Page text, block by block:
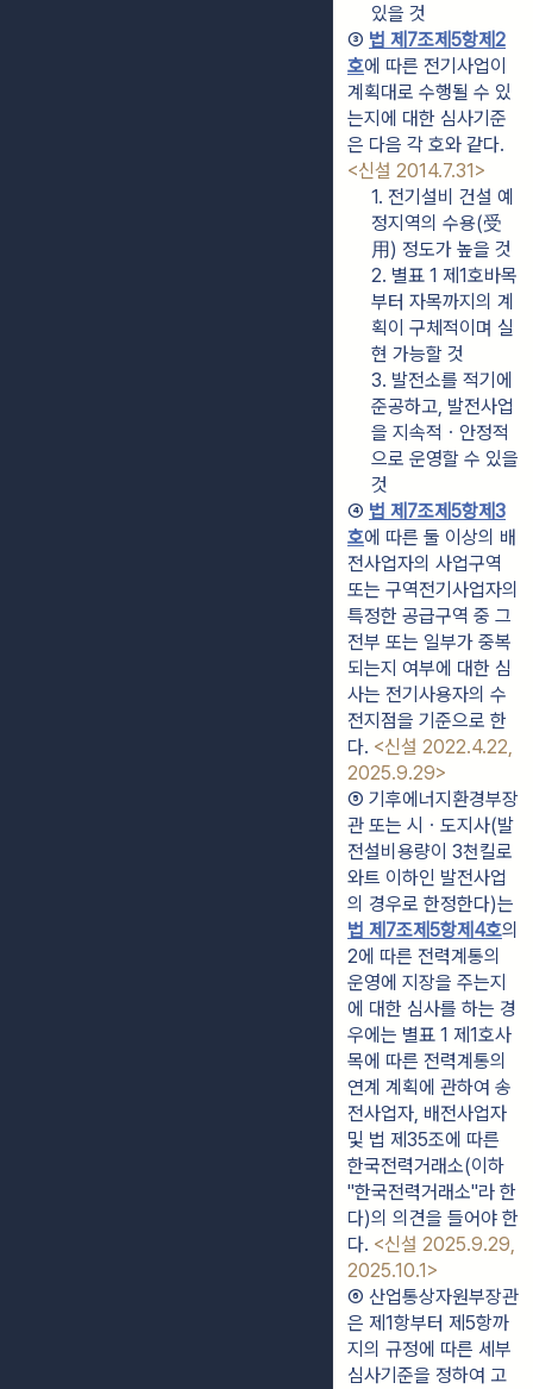
있을 것
③ 법 제7조제5항제2
호에 따른 전기사업이
계획대로 수행될 수 있
는지에 대한 심사기준
<신설 2014.7.31>
1. 전기설비 건설 예
정지역의 수용(受
用) 정도가 높을 것
2. 별표 1 제1호바목
부터 자목까지의 계
획이 구체적이며 실
현 가능할 것
3. 발전소를 적기에
준공하고, 발전사업
을 지속적ㆍ안정적
으로 운영할 수 있을
것
④ 법 제7조제5항제3
호에 따른 둘 이상의 배
전사업자의 사업구역
또는 구역전기사업자의
특정한 공급구역 중 그
전부 또는 일부가 중복
되는지 여부에 대한 심
사는 전기사용자의 수
전지점을 기준으로 한
다. <신설 2022.4.22,
2025.9.29>
⑤ 기후에너지환경부장
관 또는 시ㆍ도지사(발
전설비용량이 3천킬로
와트 이하인 발전사업
법 제7조제5항제4호의
2에 따른 전력계통의
운영에 지장을 주는지
에 대한 심사를 하는 경
우에는 별표 1 제1호사
목에 따른 전력계통의
연계 계획에 관하여 송
전사업자, 배전사업자
및 법 제35조에 따른
한국전력거래소(이하
"한국전력거래소"라 한
다)의 의견을 들어야 한
다. <신설 2025.9.29,
2025.10.1>
⑥ 산업통상자원부장관
은 제1항부터 제5항까
지의 규정에 따른 세부
심사기준을 정하여 고